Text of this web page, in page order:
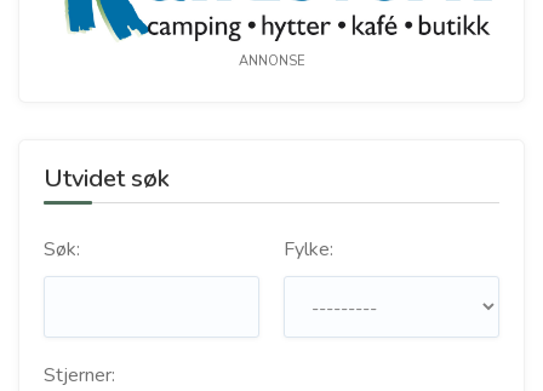
ANNONSE
Utvidet søk
Søk: Fylke:
Stjerner: